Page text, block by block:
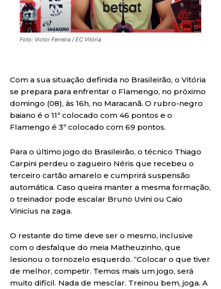
Foto: Victor Ferreira / EC Vitória
Com a sua situação definida no Brasileirão, o Vitória
se prepara para enfrentar o Flamengo, no próximo
domingo (08), às 16h, no Maracanã. O rubro-negro
baiano é o 11º colocado com 46 pontos e o
Flamengo é 3º colocado com 69 pontos.
Para o último jogo do Brasileirão, o técnico Thiago
Carpini perdeu o zagueiro Néris que recebeu o
terceiro cartão amarelo e cumprirá suspensão
automática. Caso queira manter a mesma formação,
o treinador pode escalar Bruno Uvini ou Caio
Vinicius na zaga.
O restante do time deve ser o mesmo, inclusive
com o desfalque do meia Matheuzinho, que
lesionou o tornozelo esquerdo. “Colocar o que tiver
de melhor, competir. Temos mais um jogo, será
muito difícil. Nada de mesclar. Treinou bem, joga. A